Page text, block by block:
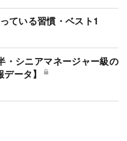
ている習慣・ベスト1
・シニアマネージャー級の
ータ】